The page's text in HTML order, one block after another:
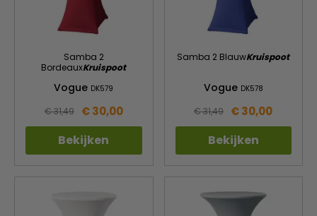
Samba 2
BordeauxKruispoot
Vogue DK579
€ 31,49 € 30,00
Bekijken
Samba 2 BlauwKruispoot
Vogue DK578
€ 31,49 € 30,00
Bekijken